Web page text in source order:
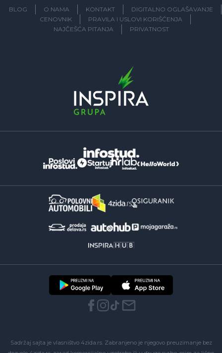
BLOG O NAMA KONTAKT
DIGITALNO OGLAŠAVANJE
CENOVNIK
PRAVILA I USLOVI KORIŠĆENJA
NAJČEŠĆA PITANJA
PRIVATNOST
Sadržaj sajta je vlasništvo 4zida.rs. Zabranjeno je njegovo preuzimanje bez